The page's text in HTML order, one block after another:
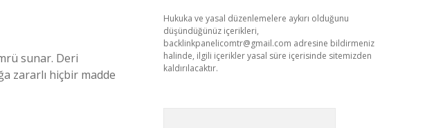
sunar. Deri
zararlı hiçbir madde
Hukuka ve yasal düzenlemelere aykırı olduğunu
düşündüğünüz içerikleri,
backlinkpanelicomtr@gmail.com adresine bildirmeniz
halinde, ilgili içerikler yasal süre içerisinde sitemizden
kaldırılacaktır.